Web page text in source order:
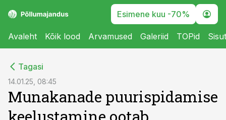
Esimene kuu -70%
Avaleht Kõik lood Arvamused Galeriid TOPid
Tagasi
14.01.25, 08:45
Munakanade puurispidamise